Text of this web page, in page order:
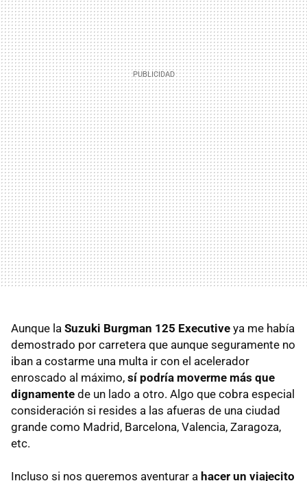
Aunque la Suzuki Burgman 125 Executive ya me había
demostrado por carretera que aunque seguramente no
iban a costarme una multa ir con el acelerador
enroscado al máximo, sí podría moverme más que
dignamente de un lado a otro. Algo que cobra especial
consideración si resides a las afueras de una ciudad
grande como Madrid, Barcelona, Valencia, Zaragoza,
etc.
Incluso si nos queremos aventurar a hacer un viajecito